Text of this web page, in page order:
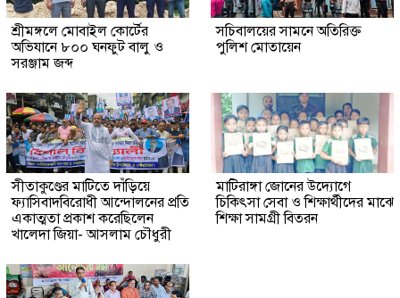
শ্রীমঙ্গলে মোবাইল কোর্টের
অভিযানে ৮০০ ঘনফুট বালু ও
সরঞ্জাম জব্দ
সচিবালয়ের সামনে অতিরিক্ত
পুলিশ মোতায়েন
সীতাকুণ্ডের মাটিতে দাঁড়িয়ে
ফ্যাসিবাদবিরোধী আন্দোলনের প্রতি
একাত্মতা প্রকাশ করেছিলেন
খালেদা জিয়া- আসলাম চৌধুরী
মাটিরাঙ্গা জোনের উদ্যোগে
চিকিৎসা সেবা ও শিক্ষার্থীদের মাঝে
শিক্ষা সামগ্রী বিতরন